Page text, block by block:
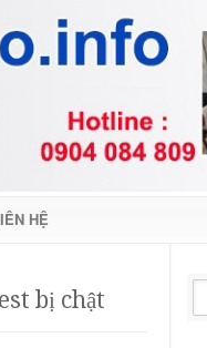
HỆ
bị chật